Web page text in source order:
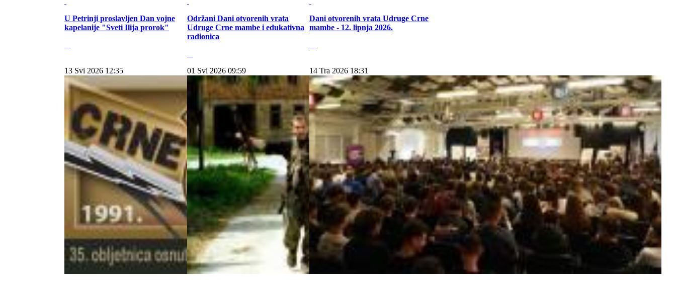
U Petrinji proslavljen Dan vojne
kapelanije "Sveti Ilija prorok"
Održani Dani otvorenih vrata
Udruge Crne mambe i edukativna
radionica
Dani otvorenih vrata Udruge Crne
mambe - 12. lipnja 2026.
13 Svi 2026 12:35 01 Svi 2026 09:59 14 Tra 2026 18:31